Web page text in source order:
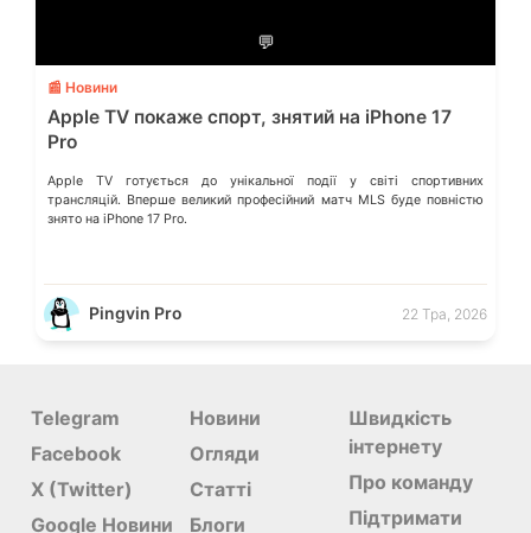
💬
📰 Новини
Apple TV покаже спорт, знятий на iPhone 17
Pro
Apple TV готується до унікальної події у світі спортивних
трансляцій. Вперше великий професійний матч MLS буде повністю
знято на iPhone 17 Pro.
Pingvin Pro 22 Тра, 2026
Telegram
Facebook
X (Twitter)
Google Новини
Новини
Огляди
Статті
Блоги
Швидкість
інтернету
Про команду
Підтримати